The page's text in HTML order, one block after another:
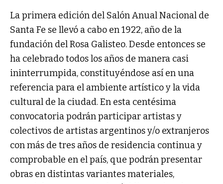
La primera edición del Salón Anual Nacional de
Santa Fe se llevó a cabo en 1922, año de la
fundación del Rosa Galisteo. Desde entonces se
ha celebrado todos los años de manera casi
ininterrumpida, constituyéndose así en una
referencia para el ambiente artístico y la vida
cultural de la ciudad. En esta centésima
convocatoria podrán participar artistas y
colectivos de artistas argentinos y/o extranjeros
con más de tres años de residencia continua y
comprobable en el país, que podrán presentar
obras en distintas variantes materiales,